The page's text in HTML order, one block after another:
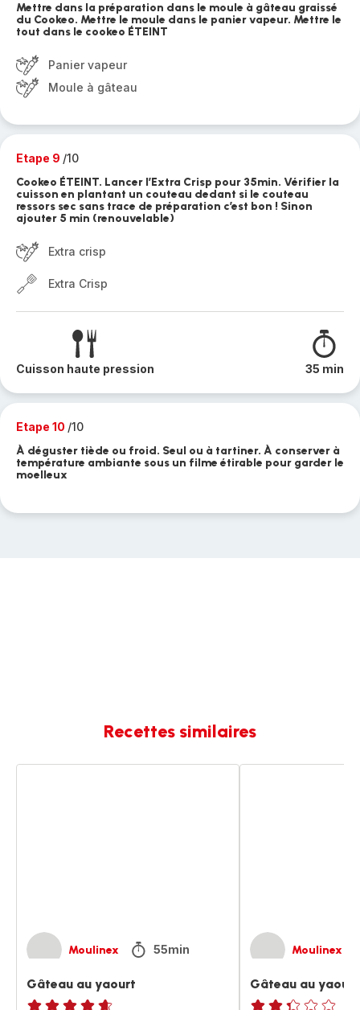
Mettre dans la préparation dans le moule à gâteau graissé
du Cookeo. Mettre le moule dans le panier vapeur. Mettre le
tout dans le cookeo ÉTEINT
Panier vapeur
Moule à gâteau
Etape 9 /10
Cookeo ÉTEINT. Lancer l’Extra Crisp pour 35min. Vérifier la
cuisson en plantant un couteau dedant si le couteau
ressors sec sans trace de préparation c’est bon ! Sinon
ajouter 5 min (renouvelable)
Extra crisp
Extra Crisp
Cuisson haute pression 35 min
Etape 10 /10
À déguster tiède ou froid. Seul ou à tartiner. À conserver à
température ambiante sous un filme étirable pour garder le
moelleux
Recettes similaires
Moulinex 55min
Gâteau au yaourt
Moulinex
Gâteau au yaourt